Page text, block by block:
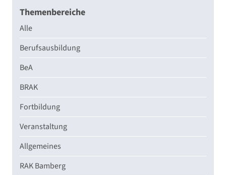
Themenbereiche
Alle
Berufsausbildung
BeA
BRAK
Fortbildung
Veranstaltung
Allgemeines
RAK Bamberg